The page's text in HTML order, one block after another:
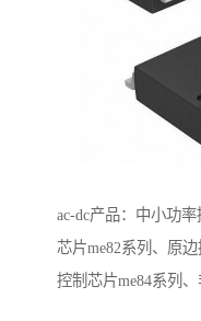
ac-dc产品：中小功
芯片me82系列、原
控制芯片me84系列